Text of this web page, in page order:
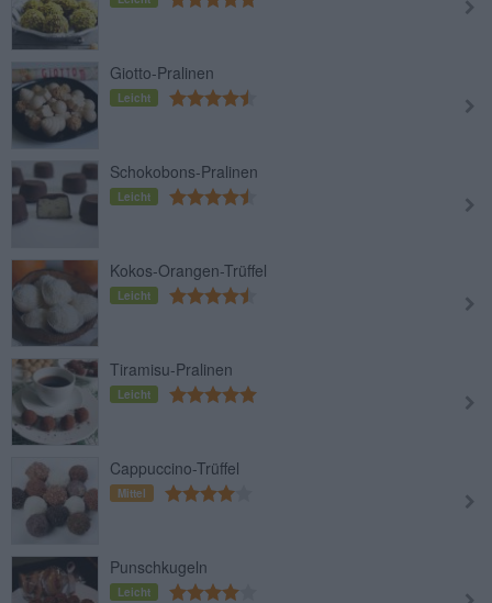
Giotto-Pralinen
Leicht
Schokobons-Pralinen
Leicht
Kokos-Orangen-Trüffel
Leicht
Tiramisu-Pralinen
Leicht
Cappuccino-Trüffel
Mittel
Punschkugeln
Leicht